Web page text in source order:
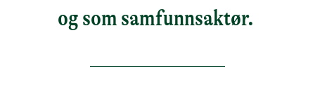
og som samfunnsaktør.